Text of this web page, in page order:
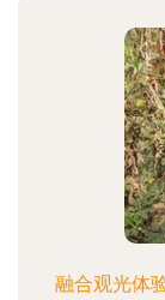
融合观光体